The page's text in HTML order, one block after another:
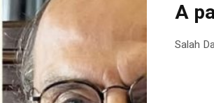
A
Salah